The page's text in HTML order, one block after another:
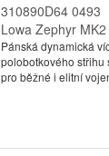
310890D64 0493
Lowa Zephyr
Pánská dynamická
polobotkového střihu
pro běžné i elitní